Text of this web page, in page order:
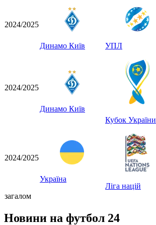
2024/2025
Динамо Київ УПЛ
2024/2025
Динамо Київ
Кубок України
2024/2025
Україна
Ліга націй
загалом
Новини на футбол 24